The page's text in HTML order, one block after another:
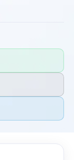
görev alacak